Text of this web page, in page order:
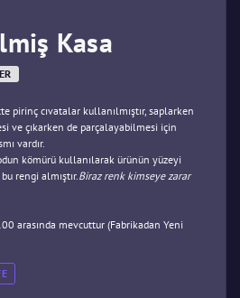
Kasa
pirinç cıvatalar kullanılmıştır, saplarken
ve çıkarken de parçalayabilmesi için
vardır.
kömürü kullanılarak ürünün yüzeyi
rengi almıştır.Biraz renk kimseye zarar
arasında mevcuttur (Fabrikadan Yeni